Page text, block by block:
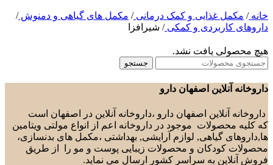
خانه / مکمل غذایی و کمک درمانی / مکمل های گیاهی و دمنوش /
داروهای کاربردی و کمکی / شیرافزا
هیچ محصولی یافت نشد.
جستجو
داروخانه آنلاین اصفهان دارو
داروخانه آنلاین اصفهان دارو ،داروخانه آنلاین در اصفهان است
که کلیه محصولات موجود در داروخانه اعم از انواع مولتی ویتامین
ها,داروهای گیاهی, لوازم آرایشی, بهداشتی ،مکمل های بدنسازی،
محصولات کودکان و محصولات زیبایی پوست و مو را از طریق
فروش آنلاین به سراسر کشور ارسال می نماید.